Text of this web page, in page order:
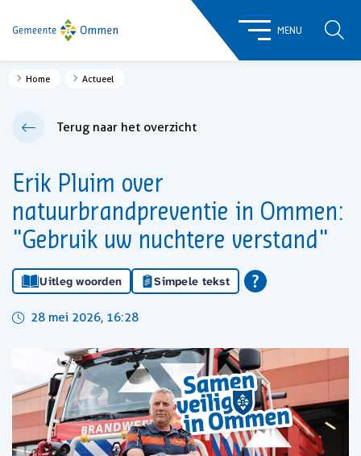
MENU
Home Actueel
Terug naar het overzicht
Erik Pluim over
natuurbrandpreventie in Ommen:
"Gebruik uw nuchtere verstand"
Uitleg woorden Simpele tekst
28 mei 2026, 16:28